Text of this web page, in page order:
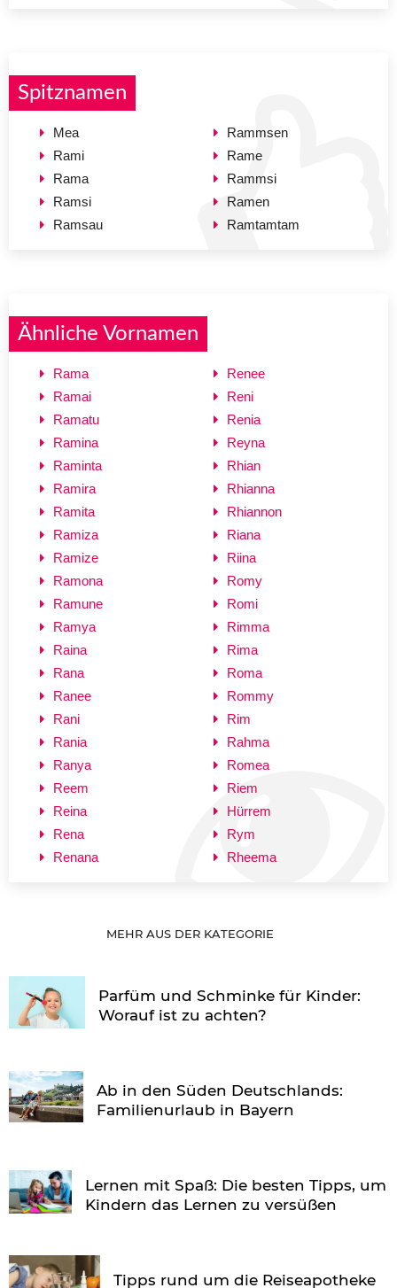
Spitznamen
Mea
Rami
Rama
Ramsi
Ramsau
Rammsen
Rame
Rammsi
Ramen
Ramtamtam
Ähnliche Vornamen
Rama
Ramai
Ramatu
Ramina
Raminta
Ramira
Ramita
Ramiza
Ramize
Ramona
Ramune
Ramya
Raina
Rana
Ranee
Rani
Rania
Ranya
Reem
Reina
Rena
Renana
Renee
Reni
Renia
Reyna
Rhian
Rhianna
Rhiannon
Riana
Riina
Romy
Romi
Rimma
Rima
Roma
Rommy
Rim
Rahma
Romea
Riem
Hürrem
Rym
Rheema
MEHR AUS DER KATEGORIE
Parfüm und Schminke für Kinder:
Worauf ist zu achten?
Ab in den Süden Deutschlands:
Familienurlaub in Bayern
Lernen mit Spaß: Die besten Tipps, um
Kindern das Lernen zu versüßen
Tipps rund um die Reiseapotheke